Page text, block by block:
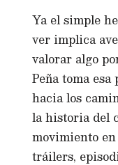
Ya el simple
ver implica
valorar algo
Peña toma
hacia los
la historia del
movimiento
tráilers,